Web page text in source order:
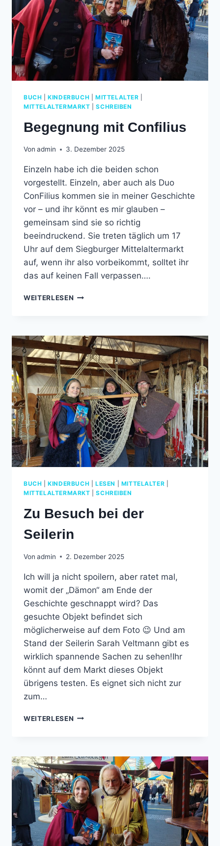
BUCH |KINDERBUCH MITTELALTER
MITTELALTERMARKT |SCHREIBEN
Begegnung mit Confilius
Von admin 3. Dezember 2025
Einzeln habe ich die beiden schon
vorgestellt. Einzeln, aber auch als Duo
ConFilius kommen sie in meiner Geschichte
vor – und ihr könnt es mir glauben –
gemeinsam sind sie so richtig
beeindruckend. Sie treten täglich um 17
Uhr auf dem Siegburger Mittelaltermarkt
auf, wenn ihr also vorbeikommt, solltet ihr
das auf keinen Fall verpassen….
WEITERLESEN BEGEGNUNG
BUCH |KINDERBUCH LESEN MITTELALTER
MITTELALTERMARKT |SCHREIBEN
Zu Besuch bei der
Seilerin
Von admin 2. Dezember 2025
Ich will ja nicht spoilern, aber ratet mal,
womit der „Dämon“ am Ende der
Geschichte geschnappt wird? Das
gesuchte Objekt befindet sich
möglicherweise auf dem Foto 😉 Und am
Stand der Seilerin Sarah Veltmann gibt es
wirklich spannende Sachen zu sehen!Ihr
könnt auf dem Markt dieses Objekt
übrigens testen. Es eignet sich nicht zur
zum…
WEITERLESEN ZU
SEILERIN